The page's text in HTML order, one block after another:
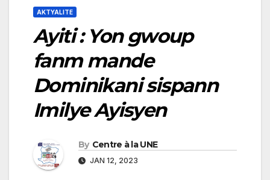
AKTYALITE
Ayiti : Yon gwoup
fanm mande
Dominikani sispann
Imilye Ayisyen
By Centre à la UNE
JAN 12, 2023